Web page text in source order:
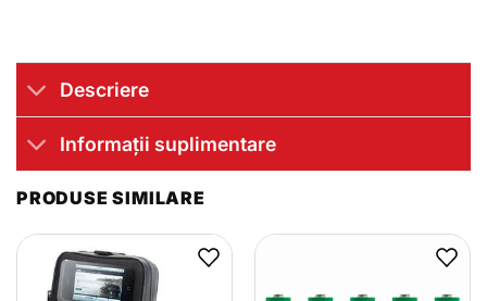
Descriere
Informații suplimentare
PRODUSE SIMILARE